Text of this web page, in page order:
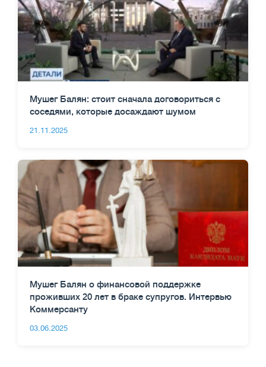
Мушег Балян: стоит сначала договориться с
соседями, которые досаждают шумом
21.11.2025
Мушег Балян о финансовой поддержке
проживших 20 лет в браке супругов. Интервью
Коммерсанту
03.06.2025